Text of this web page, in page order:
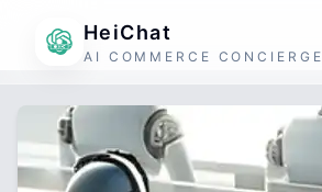
HeiChat
AI COMMERCE CONCIERGE